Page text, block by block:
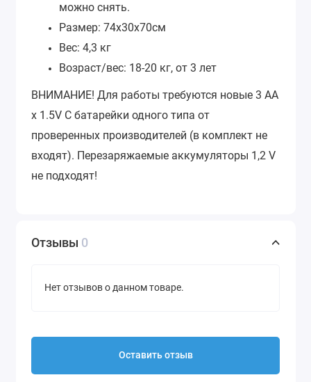
можно снять.
Размер: 74х30х70см
Вес: 4,3 кг
Возраст/вес: 18-20 кг, от 3 лет
ВНИМАНИЕ! Для работы требуются новые 3 АА
х 1.5V C батарейки одного типа от
проверенных производителей (в комплект не
входят). Перезаряжаемые аккумуляторы 1,2 V
не подходят!
Отзывы 0
Нет отзывов о данном товаре.
Оставить отзыв